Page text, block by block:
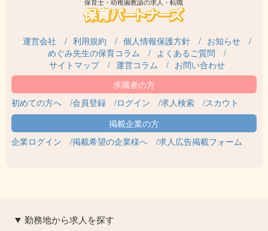
運営会社 利用規約 個人情報保護方針
お知らせ
めぐみ先生の保育コラム
よくあるご質問
サイトマップ
運営コラム お問い合わせ
初めての方へ 会員登録 ログイン 求人検索 スカウト
企業ログイン 掲載希望の企業様へ 求人広告掲載フォーム
勤務地から求人を探す